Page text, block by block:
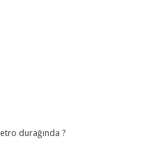
durağında ?